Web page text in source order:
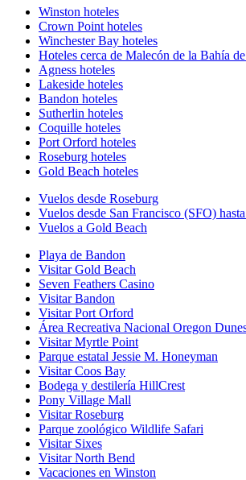
Winston hoteles
Crown Point hoteles
Winchester Bay hoteles
Hoteles cerca de Malecón de la Bahía
Agness hoteles
Lakeside hoteles
Bandon hoteles
Sutherlin hoteles
Coquille hoteles
Port Orford hoteles
Roseburg hoteles
Gold Beach hoteles
Vuelos desde Roseburg
Vuelos desde San Francisco (SFO)
Vuelos a Gold Beach
Playa de Bandon
Visitar Gold Beach
Seven Feathers Casino
Visitar Bandon
Visitar Port Orford
Área Recreativa Nacional Oregon
Visitar Myrtle Point
Parque estatal Jessie M. Honeyman
Visitar Coos Bay
Bodega y destilería HillCrest
Pony Village Mall
Visitar Roseburg
Parque zoológico Wildlife Safari
Visitar Sixes
Visitar North Bend
Vacaciones en Winston